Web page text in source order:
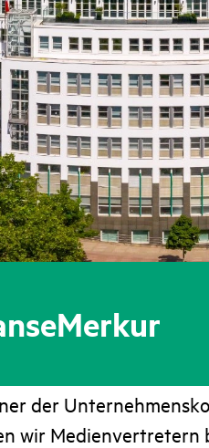
der
wir